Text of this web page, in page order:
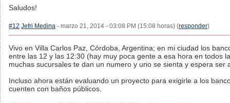
Saludos!
#12 Jefri Medina - marzo 21, 2014 - 03:08 PM (15:08 horas) (responder)
Vivo en Villa Carlos Paz, Córdoba, Argentina; en mi ciudad los
entre las 12 y las 12:30 (hay muy poca gente a esa hora en todos
muchas sucursales te dan un numero y uno se sienta y espera ser
Incluso ahora están evaluando un proyecto para exigirle a los
cuenten con baños públicos.